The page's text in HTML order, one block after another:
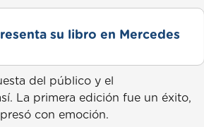
su libro en Mercedes
del público y el
La primera edición fue un éxito,
con emoción.